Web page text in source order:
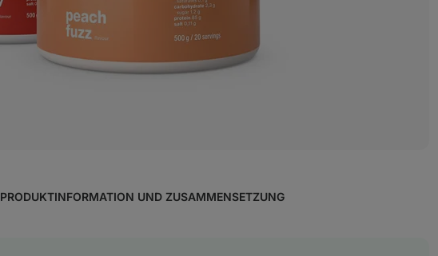
PRODUKTINFORMATION UND ZUSAMMENSETZUNG